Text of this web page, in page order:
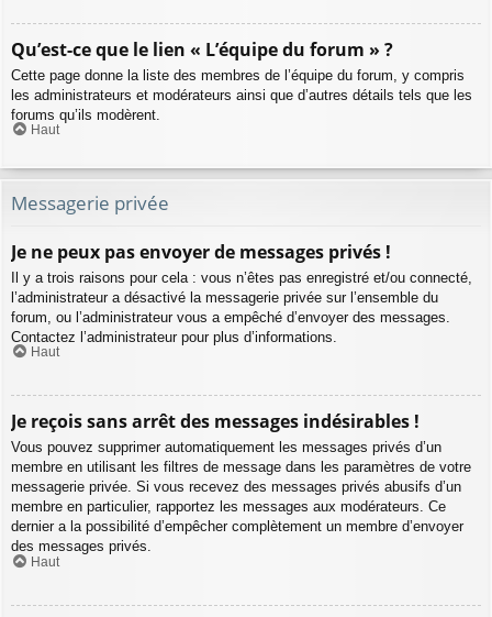
Qu’est-ce que le lien « L’équipe du forum » ?
Cette page donne la liste des membres de l’équipe du forum, y compris
les administrateurs et modérateurs ainsi que d’autres détails tels que les
forums qu’ils modèrent.
Haut
Messagerie privée
Je ne peux pas envoyer de messages privés !
Il y a trois raisons pour cela : vous n’êtes pas enregistré et/ou connecté,
l’administrateur a désactivé la messagerie privée sur l’ensemble du
forum, ou l’administrateur vous a empêché d’envoyer des messages.
Contactez l’administrateur pour plus d’informations.
Haut
Je reçois sans arrêt des messages indésirables !
Vous pouvez supprimer automatiquement les messages privés d’un
membre en utilisant les filtres de message dans les paramètres de votre
messagerie privée. Si vous recevez des messages privés abusifs d’un
membre en particulier, rapportez les messages aux modérateurs. Ce
dernier a la possibilité d’empêcher complètement un membre d’envoyer
des messages privés.
Haut